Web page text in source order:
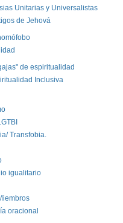
Unitarias y Universalistas
de Jehová
de espiritualidad
Inclusiva
Transfobia.
igualitario
oracional